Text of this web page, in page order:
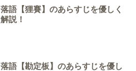
落語【狸賽】のあらすじを優しく
解説！
落語【勘定板】のあらすじを優し